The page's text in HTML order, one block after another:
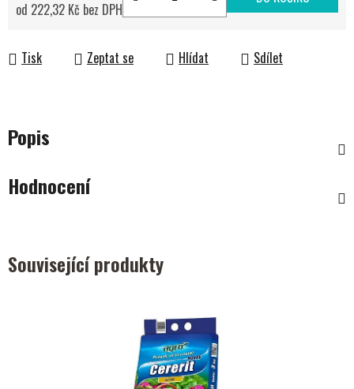
od 222,32 Kč bez DPH
Tisk Zeptat se Hlídat Sdílet
Popis
Hodnocení
Související produkty